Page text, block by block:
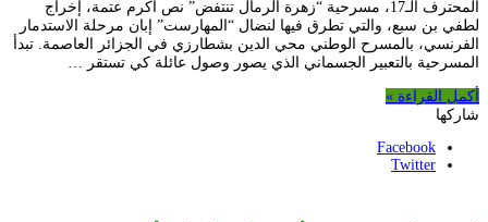
المحترف الـ17، مسرحية “زهرة الرمال تنتفض” نص أكرم عتمة، إخراج
لطفي بن سبع، والتي تطرق فيها لنضال “المهارست” إبان مرحلة الاستدمار
الفرنسي، بالمسرح الوطني محي الدين بشطارزي في الجزائر العاصمة. تبدأ
المسرحية بالتعبير الجسماني الذي يصور وصول عائلة كي تستقر …
أكمل القراءة »
شاركها
Facebook
Twitter